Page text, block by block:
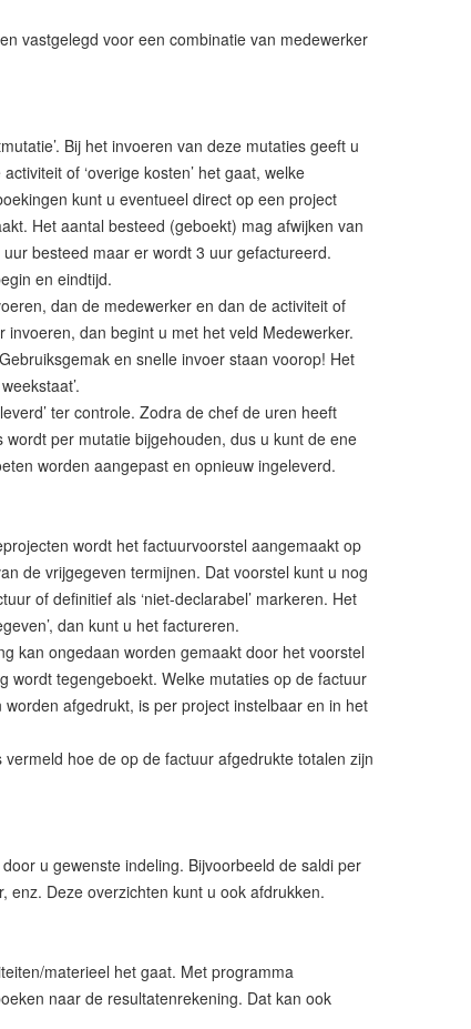
vastgelegd voor een combinatie van medewerker
Bij het invoeren van deze mutaties geeft u
of ‘overige kosten’ het gaat, welke
kunt u eventueel direct op een project
Het aantal besteed (geboekt) mag afwijken van
besteed maar er wordt 3 uur gefactureerd.
en eindtijd.
dan de medewerker en dan de activiteit of
dan begint u met het veld Medewerker.
en snelle invoer staan voorop! Het
ter controle. Zodra de chef de uren heeft
wordt per mutatie bijgehouden, dus u kunt de ene
worden aangepast en opnieuw ingeleverd.
wordt het factuurvoorstel aangemaakt op
de vrijgegeven termijnen. Dat voorstel kunt u nog
of definitief als ‘niet-declarabel’ markeren. Het
dan kunt u het factureren.
kan ongedaan worden gemaakt door het voorstel
wordt tegengeboekt. Welke mutaties op de factuur
afgedrukt, is per project instelbaar en in het
hoe de op de factuur afgedrukte totalen zijn
u gewenste indeling. Bijvoorbeeld de saldi per
enz. Deze overzichten kunt u ook afdrukken.
materieel het gaat. Met programma
naar de resultatenrekening. Dat kan ook